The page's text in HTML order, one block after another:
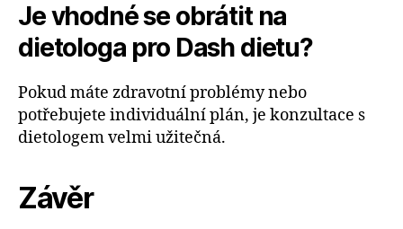
Je vhodné se obrátit na
dietologa pro Dash dietu?
Pokud máte zdravotní problémy nebo
potřebujete individuální plán, je konzultace s
dietologem velmi užitečná.
Závěr